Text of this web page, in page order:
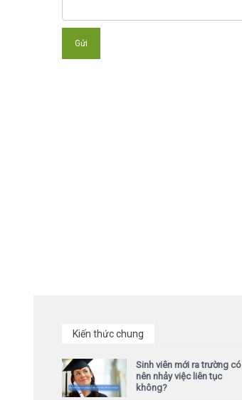
Kiến thức chung
Sinh viên mới ra trường có
nên nhảy việc liên tục
không?